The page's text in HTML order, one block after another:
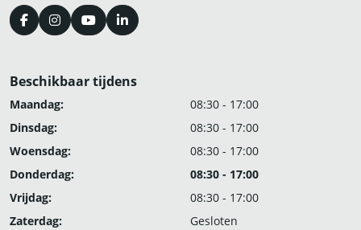
Beschikbaar tijdens
Maandag:
08:30 - 17:00
Dinsdag:
08:30 - 17:00
Woensdag:
08:30 - 17:00
Donderdag:
08:30 - 17:00
Vrijdag:
08:30 - 17:00
Zaterdag:
Gesloten